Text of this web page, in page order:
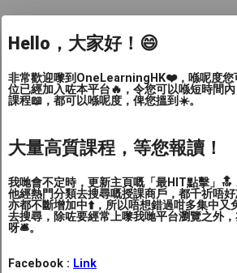
Hello，大家好！😄
非常歡迎嚟到OneLearningHK❤️，喺呢度您
位已經加入咗本平台🔥，令您可以喺短時間
課程📖，都可以喺呢度，俾您搵到☀️。
大量高質課程，等您報讀！
我哋會不定時，更新主頁嘅「最HIT點擊」
他經熱門分類去搜尋嘅授課商戶，都千祈唔
亦都不斷增加中⬆️，所以唔想錯過咁多集中又
去搜尋，除咗要經常上嚟我哋平台瀏覽之外
呀🛎️。
Facebook : Link